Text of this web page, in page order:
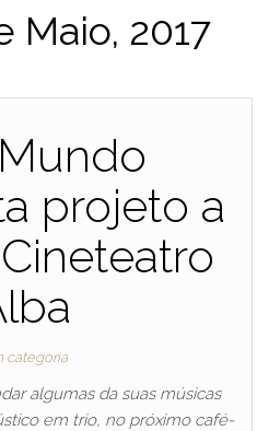
Maio, 2017
projeto a
categoria
algumas da suas músicas
em trio, no próximo café-